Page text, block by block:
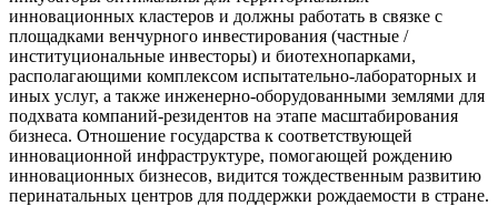
инновационных кластеров и должны работать в связке с
площадками венчурного инвестирования (частные /
институциональные инвесторы) и биотехнопарками,
располагающими комплексом испытательно-лабораторных и
иных услуг, а также инженерно-оборудованными землями для
подхвата компаний-резидентов на этапе масштабирования
бизнеса. Отношение государства к соответствующей
инновационной инфраструктуре, помогающей рождению
инновационных бизнесов, видится тождественным развитию
перинатальных центров для поддержки рождаемости в стране.